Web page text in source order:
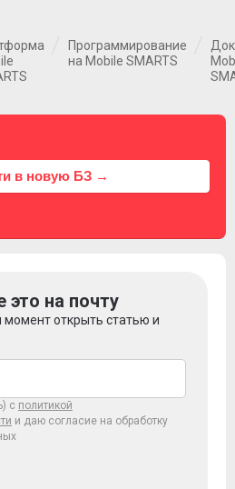
Программирование
на Mobile SMARTS
в новую БЗ →
это на почту
открыть статью и
с политикой
и даю согласие на обработку